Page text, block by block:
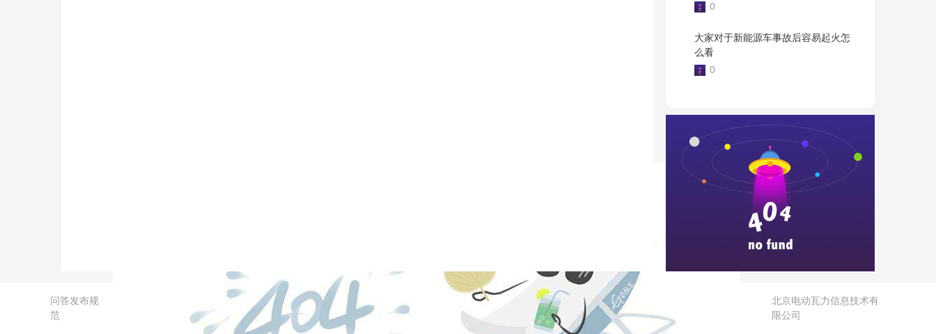
0
大家对于新能源车事故后容易起火怎
么看
0
问答发布规
范
京
公
备
北京电动瓦力信息技术有
限公司